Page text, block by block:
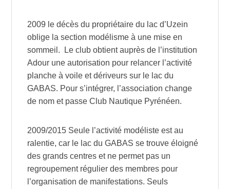
2009 le décès du propriétaire du lac d’Uzein
oblige la section modélisme à une mise en
sommeil. Le club obtient auprès de l’institution
Adour une autorisation pour relancer l’activité
planche à voile et dériveurs sur le lac du
GABAS. Pour s’intégrer, l’association change
de nom et passe Club Nautique Pyrénéen.
2009/2015 Seule l’activité modéliste est au
ralentie, car le lac du GABAS se trouve éloigné
des grands centres et ne permet pas un
regroupement régulier des membres pour
l’organisation de manifestations. Seuls